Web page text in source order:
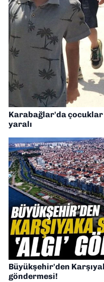
Karabağlar'da çocuklar
yaralı
Büyükşehir'den
göndermesi!